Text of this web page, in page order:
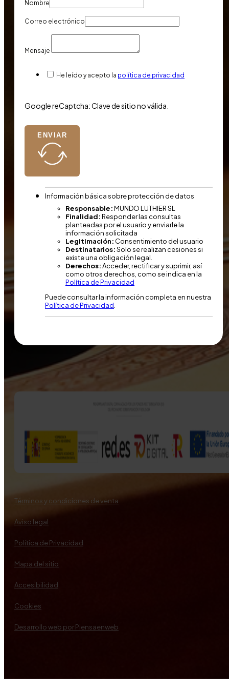
Nombre
Correo electrónico
Mensaje
He leído y acepto la política de privacidad
Google reCaptcha: Clave de sitio no válida.
ENVIAR
Información básica sobre protección de datos
Responsable:MUNDO LUTHIER SL
Finalidad:Responder las consultas
planteadas por el usuario y enviarle la
información solicitada
Legitimación: Consentimiento del usuario
Destinatarios:Solo se realizan cesiones si
existe una obligación legal.
Derechos:Acceder, rectificar y suprimir, así
como otros derechos, como se indica en la
Política de Privacidad
Puede consultar la información completa en nuestra
Política de Privacidad
Términos y condiciones de venta
Aviso legal
Política de Privacidad
Mapa del sitio
Accesibilidad
Cookies
Desarrollo web por Piensaenweb